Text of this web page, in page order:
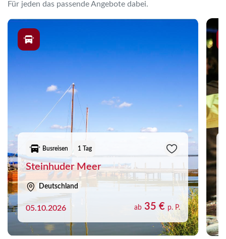
Für jeden das passende Angebote dabei.
Busreisen 1 Tag
Steinhuder Meer
Deutschland
05.10.2026 ab 35 € p. P.